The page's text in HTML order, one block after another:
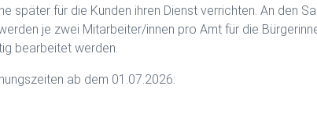
später für die Kunden ihren Dienst verrichten. An den
je zwei Mitarbeiter/innen pro Amt für die
bearbeitet werden.
ab dem 01.07.2026: